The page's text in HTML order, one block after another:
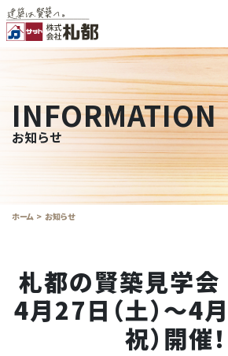
INFORMATION
お知らせ
ホーム お知らせ
札都の賢築見学
4月27日（土）～4
祝）開催！